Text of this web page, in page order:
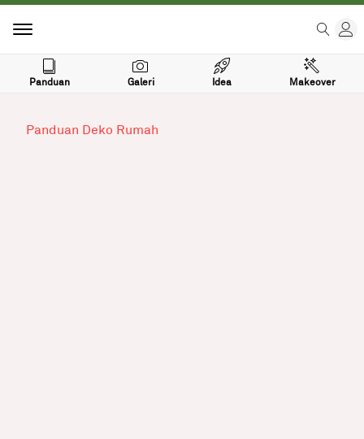
Panduan Galeri Idea Makeover
Panduan Deko Rumah